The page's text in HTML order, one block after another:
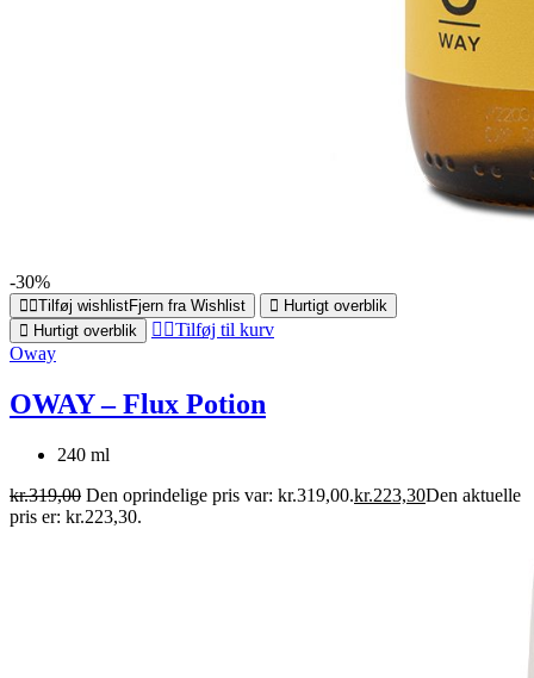
-30%
Tilføj wishlistFjern fra Wishlist
Hurtigt overblik
Hurtigt overblik
Tilføj til kurv
Oway
OWAY – Flux Potion
240 ml
kr.319,00 Den oprindelige pris var: kr.319,00.kr.223,30Den aktuelle
pris er: kr.223,30.